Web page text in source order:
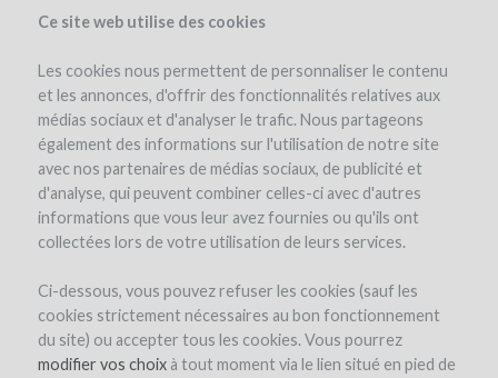
Ce site web utilise des cookies
Les cookies nous permettent de personnaliser le contenu
et les annonces, d'offrir des fonctionnalités relatives aux
médias sociaux et d'analyser le trafic. Nous partageons
également des informations sur l'utilisation de notre site
avec nos partenaires de médias sociaux, de publicité et
d'analyse, qui peuvent combiner celles-ci avec d'autres
informations que vous leur avez fournies ou qu'ils ont
collectées lors de votre utilisation de leurs services.
Ci-dessous, vous pouvez refuser les cookies (sauf les
cookies strictement nécessaires au bon fonctionnement
du site) ou accepter tous les cookies. Vous pourrez
modifier vos choixà tout moment via le lien situé en pied de
le projet l'équipe détails du projet avis d'experts
les remboursements en vin winefunders(39)
Domaine de Valmengaux